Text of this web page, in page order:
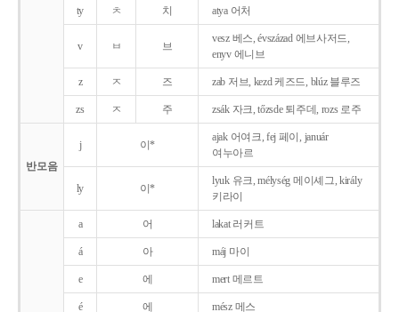
ty ㅊ 치 atya 어처
v ㅂ 브
vesz 베스, évszázad 에브사저드,
enyv 에니브
z ㅈ 즈 zab 저브, kezd 케즈드, blúz 블루즈
zs ㅈ 주 zsák 자크, tőzsde 퇴주데, rozs 로주
반모음
j 이*
ajak 어여크, fej 페이, január
여누아르
ly 이*
lyuk 유크, mélység 메이셰그, király
키라이
a 어 lakat 러커트
á 아 máj 마이
e 에 mert 메르트
é 에 mész 메스